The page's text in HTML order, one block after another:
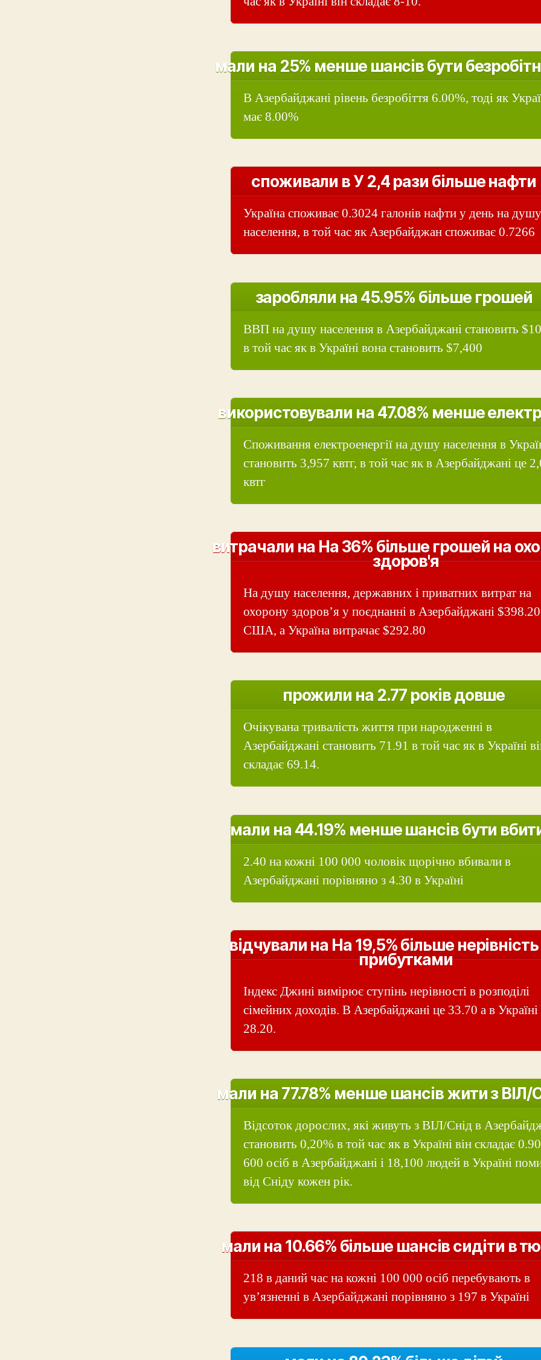
мали на 25% менше шансів бути
В Азербайджані рівень безробіття 6.00%, тоді як
має 8.00%
споживали в У 2,4 рази більше нафти
Україна споживає 0.3024 галонів нафти у день на душу
населення, в той час як Азербайджан споживає 0.7266
заробляли на 45.95% більше грошей
ВВП на душу населення в Азербайджані становить
в той час як в Україні вона становить $7,400
використовували на 47.08% менше
Споживання електроенергії на душу населення в
становить 3,957 квтг, в той час як в Азербайджані це
квтг
витрачали на На 36% більше грошей на
здоров'я
На душу населення, державних і приватних витрат на
охорону здоров’я у поєднанні в Азербайджані $398.20
США, а Україна витрачає $292.80
прожили на 2.77 років довше
Очікувана тривалість життя при народженні в
Азербайджані становить 71.91 в той час як в Україні
складає 69.14.
мали на 44.19% менше шансів бути
2.40 на кожні 100 000 чоловік щорічно вбивали в
Азербайджані порівняно з 4.30 в Україні
відчували на На 19,5% більше нерівність
прибутками
Індекс Джині вимірює ступінь нерівності в розподілі
сімейних доходів. В Азербайджані це 33.70 а в Україні
28.20.
мали на 77.78% менше шансів жити з ВІЛ/
Відсоток дорослих, які живуть з ВІЛ/Снід в
становить 0,20% в той час як в Україні він складає
600 осіб в Азербайджані і 18,100 людей в Україні
від Сніду кожен рік.
мали на 10.66% більше шансів сидіти в
218 в даний час на кожні 100 000 осіб перебувають в
ув’язненні в Азербайджані порівняно з 197 в Україні